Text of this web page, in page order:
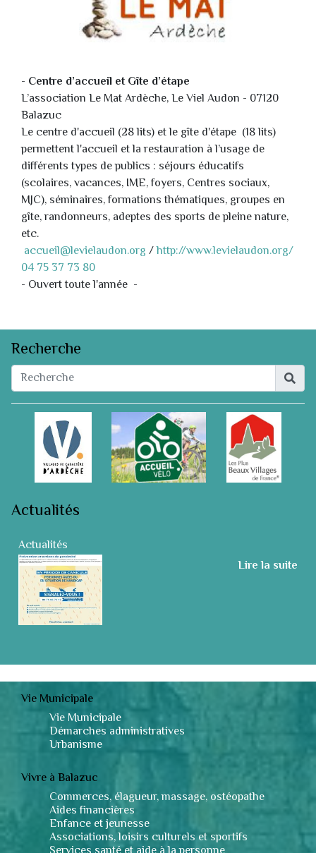
- Centre d’accueil et Gîte d’étape
L’association Le Mat Ardèche, Le Viel Audon - 07120
Balazuc
Le centre d'accueil (28 lits) et le gîte d'étape (18 lits)
permettent l'accueil et la restauration à l’usage de
différents types de publics : séjours éducatifs
(scolaires, vacances, IME, foyers, Centres sociaux,
MJC), séminaires, formations thématiques, groupes en
gîte, randonneurs, adeptes des sports de pleine nature,
etc.
accueil@levielaudon.org /http://www.levielaudon.org/
04 75 37 73 80
- Ouvert toute l'année -
Recherche
Actualités
Actualités
Lire la suite
Vie Municipale
Vie Municipale
Démarches administratives
Urbanisme
Vivre à Balazuc
Commerces, élagueur, massage, ostéopathe
Aides financières
Enfance et jeunesse
Associations, loisirs culturels et sportifs